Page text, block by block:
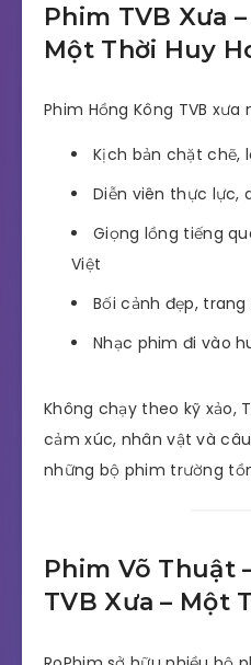
Phim TVB Xưa
Một Thời Huy
Phim Hồng Kông TVB xưa
Kịch bản chặt chẽ,
Diễn viên thực lực,
Giọng lồng tiếng
Việt
Bối cảnh đẹp,
Nhạc phim đi vào
Không chạy theo kỹ xảo,
cảm xúc, nhân vật và
những bộ phim trường
Phim Võ Thuật
TVB Xưa – Một